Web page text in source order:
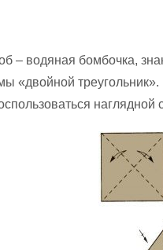
– водяная бомбочка,
«двойной